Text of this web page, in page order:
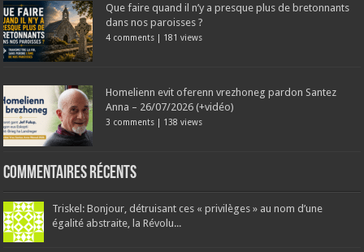
Que faire quand il n’y a presque plus de bretonnants
dans nos paroisses ?
4 comments | 181 views
Homelienn evit oferenn vrezhoneg pardon Santez
Anna – 26/07/2026 (+vidéo)
3 comments | 138 views
Commentaires récents
Triskel: Bonjour, détruisant ces « privilèges » au nom d’une
égalité abstraite, la Révolu...